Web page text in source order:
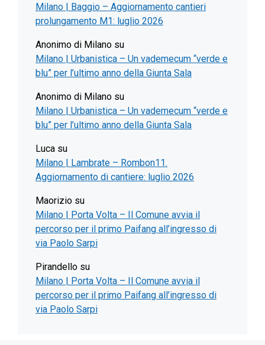
Milano | Baggio – Aggiornamento cantieri
prolungamento M1: luglio 2026
Anonimo di Milano su
Milano | Urbanistica – Un vademecum “verde e
blu” per l’ultimo anno della Giunta Sala
Anonimo di Milano su
Milano | Urbanistica – Un vademecum “verde e
blu” per l’ultimo anno della Giunta Sala
Luca su
Milano | Lambrate – Rombon11.
Aggiornamento di cantiere: luglio 2026
Maorizio su
Milano | Porta Volta – Il Comune avvia il
percorso per il primo Paifang all’ingresso di
via Paolo Sarpi
Pirandello su
Milano | Porta Volta – Il Comune avvia il
percorso per il primo Paifang all’ingresso di
via Paolo Sarpi